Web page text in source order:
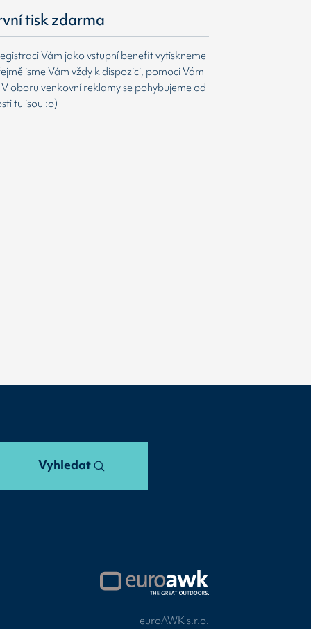
tisk zdarma
Vám jako vstupní benefit vytiskneme
jsme Vám vždy k dispozici, pomoci Vám
oboru venkovní reklamy se pohybujeme od
tu jsou :o)
Vyhledat
euroAWK s.r.o.